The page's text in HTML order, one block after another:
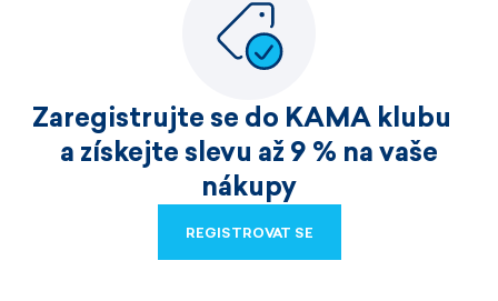
Zaregistrujte se do KAMA klubu
a získejte slevu až 9 % na vaše
nákupy
REGISTROVAT SE